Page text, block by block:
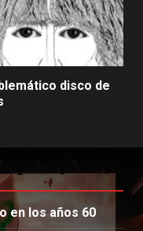
disco de
en los años 60